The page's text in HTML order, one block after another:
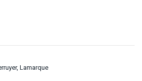
Lamarque